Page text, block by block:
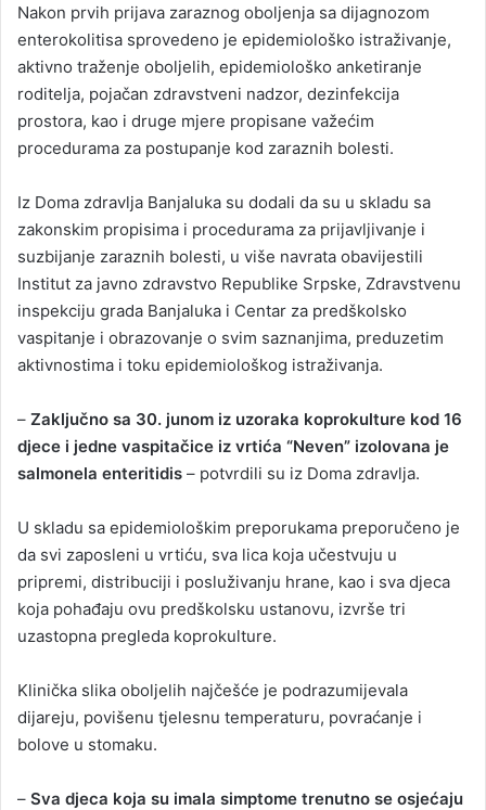
Nakon prvih prijava zaraznog oboljenja sa dijagnozom
enterokolitisa sprovedeno je epidemiološko istraživanje,
aktivno traženje oboljelih, epidemiološko anketiranje
roditelja, pojačan zdravstveni nadzor, dezinfekcija
prostora, kao i druge mjere propisane važećim
procedurama za postupanje kod zaraznih bolesti.
Iz Doma zdravlja Banjaluka su dodali da su u skladu sa
zakonskim propisima i procedurama za prijavljivanje i
suzbijanje zaraznih bolesti, u više navrata obavijestili
Institut za javno zdravstvo Republike Srpske, Zdravstvenu
inspekciju grada Banjaluka i Centar za predškolsko
vaspitanje i obrazovanje o svim saznanjima, preduzetim
aktivnostima i toku epidemiološkog istraživanja.
– Zaključno sa 30. junom iz uzoraka koprokulture kod 16
djece i jedne vaspitačice iz vrtića “Neven” izolovana je
salmonela enteritidis – potvrdili su iz Doma zdravlja.
U skladu sa epidemiološkim preporukama preporučeno je
da svi zaposleni u vrtiću, sva lica koja učestvuju u
pripremi, distribuciji i posluživanju hrane, kao i sva djeca
koja pohađaju ovu predškolsku ustanovu, izvrše tri
uzastopna pregleda koprokulture.
Klinička slika oboljelih najčešće je podrazumijevala
dijareju, povišenu tjelesnu temperaturu, povraćanje i
bolove u stomaku.
– Sva djeca koja su imala simptome trenutno se osjećaju